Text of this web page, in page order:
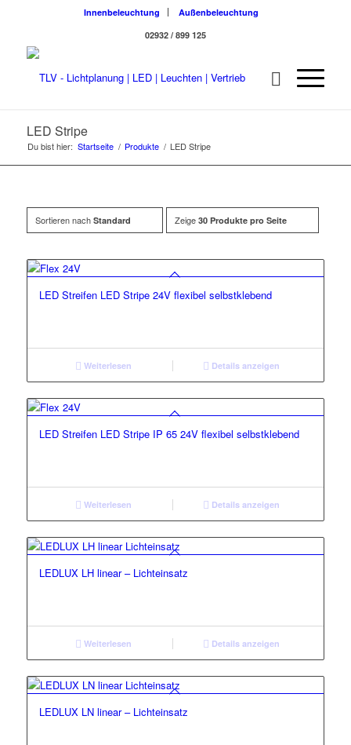
Innenbeleuchtung
Außenbeleuchtung
02932 / 899 125
LED Stripe
Du bist hier: Startseite / Produkte / LED Stripe
Sortieren nach Standard Zeige 30 Produkte pro Seite
LED Streifen LED Stripe 24V flexibel selbstklebend
Weiterlesen Details anzeigen
LED Streifen LED Stripe IP 65 24V flexibel selbstklebend
Weiterlesen Details anzeigen
LEDLUX LH linear – Lichteinsatz
Weiterlesen Details anzeigen
LEDLUX LN linear – Lichteinsatz